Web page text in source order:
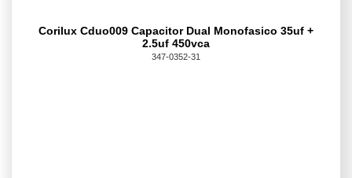
Corilux Cduo009 Capacitor Dual Monofasico 35uf +
2.5uf 450vca
347-0352-31